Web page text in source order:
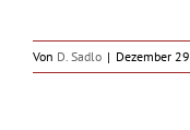
Von D. Sadlo | Dezember